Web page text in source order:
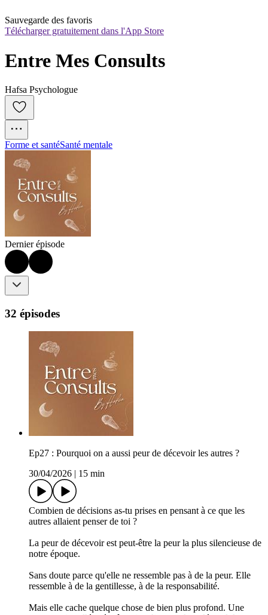
Sauvegarde des favoris
Télécharger gratuitement dans l'App Store
Entre Mes Consults
Hafsa Psychologue
Forme et santéSanté mentale
Dernier épisode
32 épisodes
Ep27 : Pourquoi on a aussi peur de décevoir les autres ?
30/04/2026
15 min
Combien de décisions as-tu prises en pensant à ce que les
autres allaient penser de toi ?
La peur de décevoir est peut-être la peur la plus silencieuse de
notre époque.
Sans doute parce qu'elle ne ressemble pas à de la peur. Elle
ressemble à de la gentillesse, à de la responsabilité.
Mais elle cache quelque chose de bien plus profond. Une